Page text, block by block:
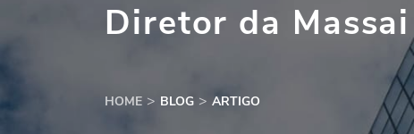
Diretor da
HOME BLOG ARTIGO